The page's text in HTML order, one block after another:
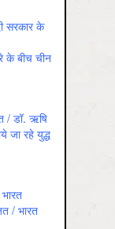
सरकार के
के बीच चीन
/ डॉ. ऋषि
जा रहे युद्ध
/ भारत